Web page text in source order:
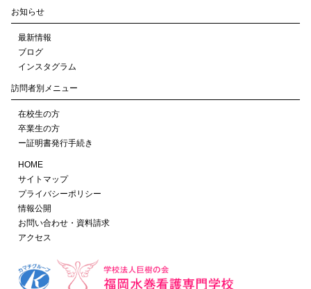
お知らせ
最新情報
ブログ
インスタグラム
訪問者別メニュー
在校生の方
卒業生の方
ー証明書発行手続き
HOME
サイトマップ
プライバシーポリシー
情報公開
お問い合わせ・資料請求
アクセス